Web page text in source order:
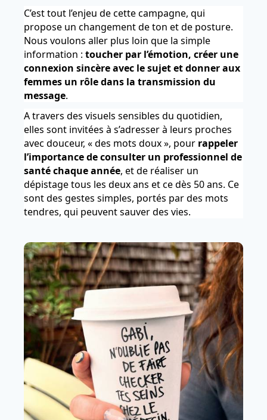
C’est tout l’enjeu de cette campagne, qui
propose un changement de ton et de posture.
Nous voulons aller plus loin que la simple
information : toucher par l’émotion, créer une
connexion sincère avec le sujet et donner aux
femmes un rôle dans la transmission du
message.
A travers des visuels sensibles du quotidien,
elles sont invitées à s’adresser à leurs proches
avec douceur, « des mots doux », pour rappeler
l’importance de consulter un professionnel de
santé chaque année, et de réaliser un
dépistage tous les deux ans et ce dès 50 ans. Ce
sont des gestes simples, portés par des mots
tendres, qui peuvent sauver des vies.